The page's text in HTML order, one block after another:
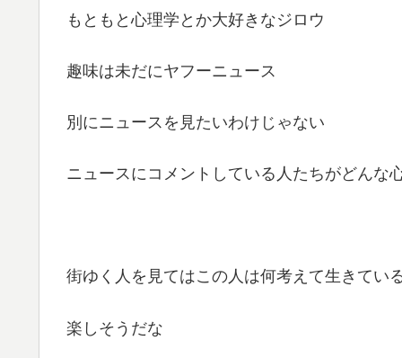
もともと心理学とか大好きなジロウ
趣味は未だにヤフーニュース
別にニュースを見たいわけじゃない
ニュースにコメントしている人たちがどんな
街ゆく人を見てはこの人は何考えて生きてい
楽しそうだな